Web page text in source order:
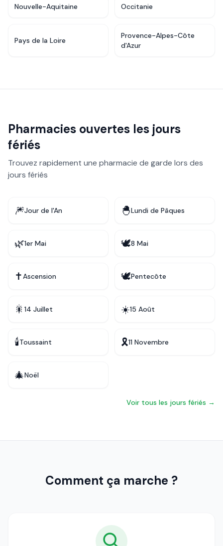
Nouvelle-Aquitaine Occitanie
Pays de la Loire
Provence-Alpes-Côte
d'Azur
Pharmacies ouvertes les jours
fériés
Trouvez rapidement une pharmacie de garde lors des
jours fériés
🎆Jour de l'An 🐣Lundi de Pâques
🌿1er Mai 🕊️8 Mai
✝️Ascension 🕊️Pentecôte
🎇 14 Juillet ☀️15 Août
🕯️Toussaint 🎗️11 Novembre
🎄Noël
Voir tous les jours fériés →
Comment ça marche ?